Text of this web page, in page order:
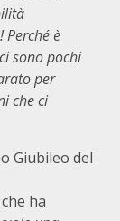
Perché è
sono pochi
per
che ci
Giubileo del
ha